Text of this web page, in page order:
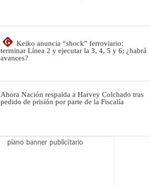
G
Keiko anuncia “shock” ferroviario:
terminar Línea 2 y ejecutar la 3, 4, 5 y 6; ¿habrá
avances?
Ahora Nación respalda a Harvey Colchado tras
pedido de prisión por parte de la Fiscalía